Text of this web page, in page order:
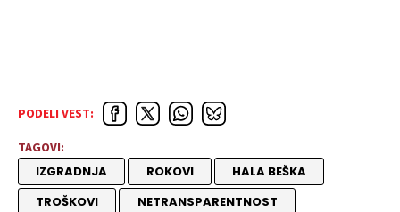
PODELI VEST:
TAGOVI:
IZGRADNJA ROKOVI
HALA BEŠKA
TROŠKOVI
NETRANSPARENTNOST